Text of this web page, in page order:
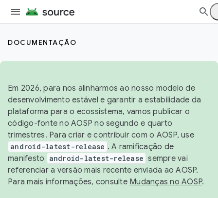
DOCUMENTAÇÃO
Em 2026, para nos alinharmos ao nosso modelo de
desenvolvimento estável e garantir a estabilidade da
plataforma para o ecossistema, vamos publicar o
código-fonte no AOSP no segundo e quarto
trimestres. Para criar e contribuir com o AOSP, use
android-latest-release . A ramificação de
manifesto
android-latest-release sempre vai
referenciar a versão mais recente enviada ao AOSP.
Para mais informações, consulte Mudanças no AOSP.